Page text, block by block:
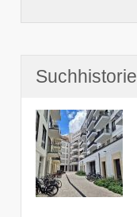
Suchhistorie